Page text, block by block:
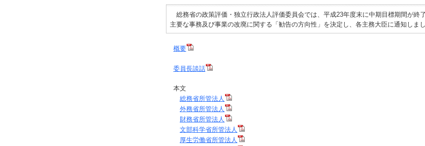
総務省の政策評価・独立行政法人評価委員会では、平成23年度末に中期目標期間が終
主要な事務及び事業の改廃に関する「勧告の方向性」を決定し、各主務大臣に通知しま
概要
委員長談話
本文
総務省所管法人
外務省所管法人
財務省所管法人
文部科学省所管法人
厚生労働省所管法人